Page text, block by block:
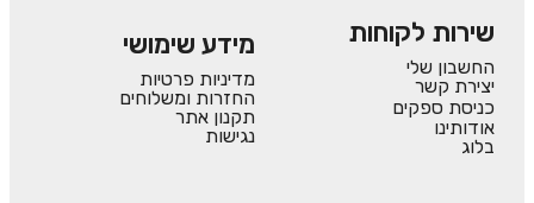
שירות לקוחות
החשבון שלי
יצירת קשר
כניסת ספקים
אודותינו
בלוג
מידע שימושי
מדיניות פרטיות
החזרות ומשלוחים
תקנון אתר
נגישות